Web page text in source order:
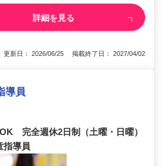
詳細を見る
更新日： 2026/06/25 掲載終了日： 2027/04/02
導員
完全週休2日制（土曜・日曜）
指導員